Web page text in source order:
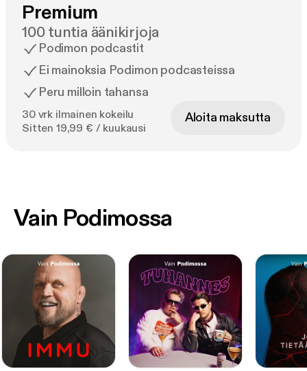
Premium
100 tuntia äänikirjoja
Podimon podcastit
Ei mainoksia Podimon podcasteissa
Peru milloin tahansa
30 vrk ilmainen kokeilu
Sitten 19,99 € / kuukausi
Aloita maksutta
Vain Podimossa